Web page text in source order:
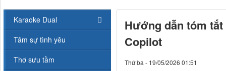
Hướng dẫn tóm
Copilot
Thứ ba - 19/05/2026 01:51
Karaoke Dual
Tâm sự tình yêu
Thơ sưu tầm